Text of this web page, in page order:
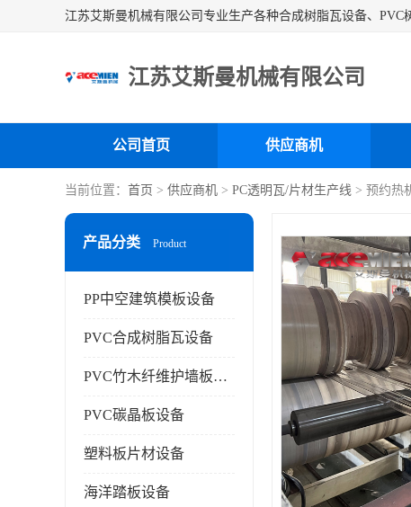
江苏艾斯曼机械有限公司
公司首页 供应商机
当前位置： 首页 > 供应商机 > PC透明瓦/片材生产线 > 预约热
产品分类 Product
PP中空建筑模板设备
PVC合成树脂瓦设备
PVC竹木纤维护墙板设备
PVC碳晶板设备
塑料板片材设备
海洋踏板设备